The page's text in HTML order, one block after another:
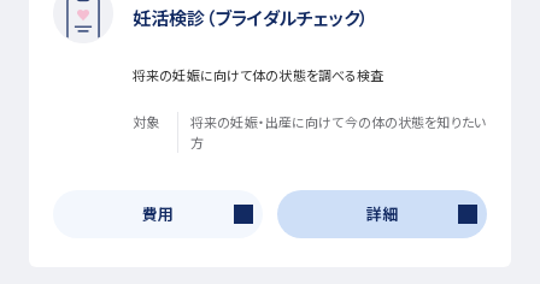
妊活検診（ブライダルチェック）
将来の妊娠に向けて体の状態を調べる検査
対象
将来の妊娠・出産に向けて今の体の状態を知りたい
方
費用 詳細